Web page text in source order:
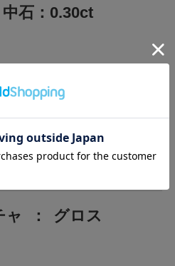
中石：0.30ct
ャ ： グロス